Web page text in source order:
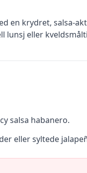
en krydret, salsa-
lunsj eller
salsa habanero.
eller syltede